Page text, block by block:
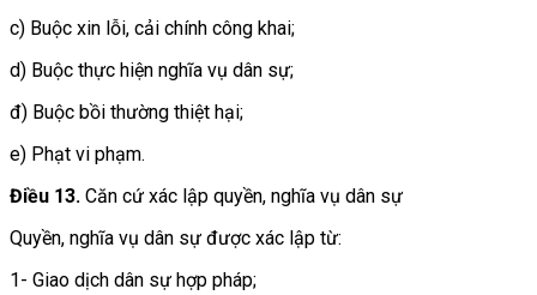
c) Buộc xin lỗi, cải chính công khai;
d) Buộc thực hiện nghĩa vụ dân sự;
đ) Buộc bồi thường thiệt hại;
e) Phạt vi phạm.
Điều 13. Căn cứ xác lập quyền, nghĩa vụ dân sự
Quyền, nghĩa vụ dân sự được xác lập từ:
1- Giao dịch dân sự hợp pháp;